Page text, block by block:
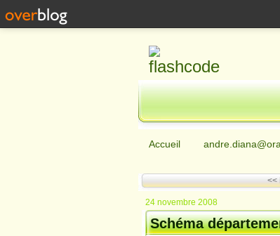
Accueil
<<
24 novembre 2008
Schéma